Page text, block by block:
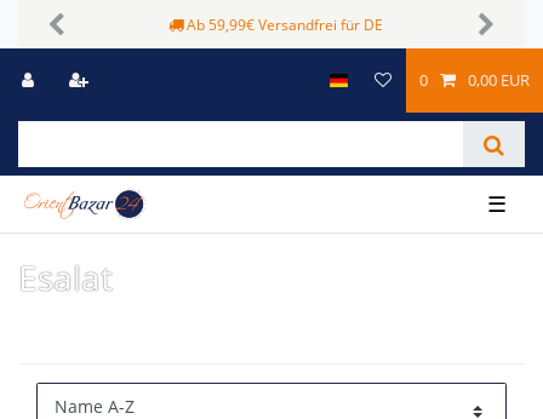
Ab 59,99€ Versandfrei für DE
Previous Next
0 0,00 EUR
☰
Esalat